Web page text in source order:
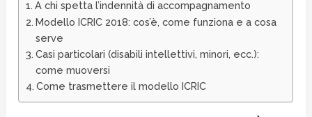
A chi spetta l’indennità di accompagnamento
Modello ICRIC 2018: cos’è, come funziona e a cosa
serve
Casi particolari (disabili intellettivi, minori, ecc.):
come muoversi
Come trasmettere il modello ICRIC